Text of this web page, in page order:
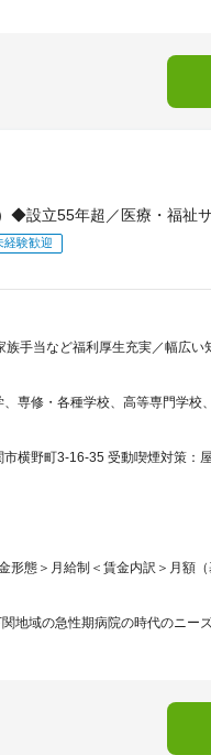
◆設立55年超／医療・福祉
経験歓迎
族手当など福利厚生充実／幅広
専修・各種学校、高等専門学校
横野町3-16-35 受動喫煙対策：
形態＞月給制＜賃金内訳＞月額
地域の急性期病院の時代のニー